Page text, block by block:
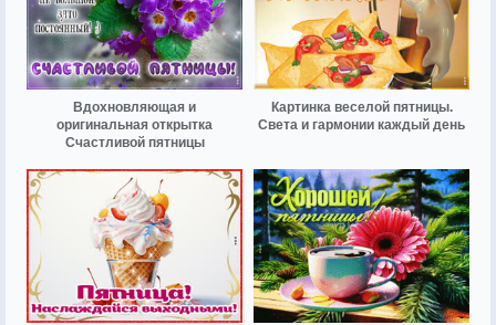
Вдохновляющая и
оригинальная открытка
Счастливой пятницы
Картинка веселой пятницы.
Света и гармонии каждый день